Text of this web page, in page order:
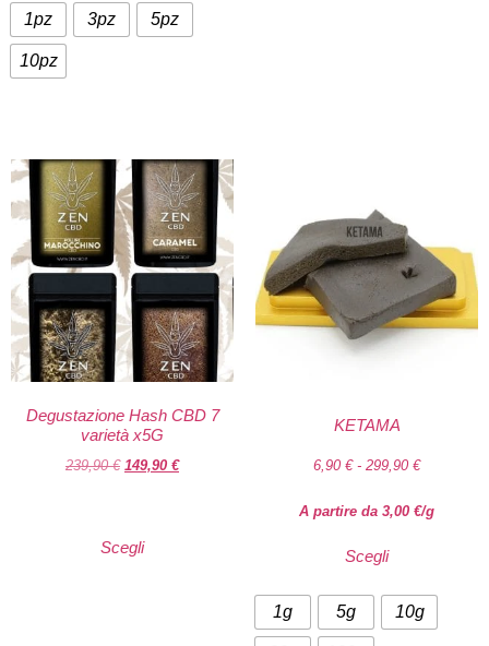
1pz 3pz 5pz
10pz
Degustazione Hash CBD 7
varietà x5G
239,90€ 149,90 €
Scegli
KETAMA
6,90 € - 299,90 €
A partire da 3,00 €/g
Scegli
1g 5g 10g